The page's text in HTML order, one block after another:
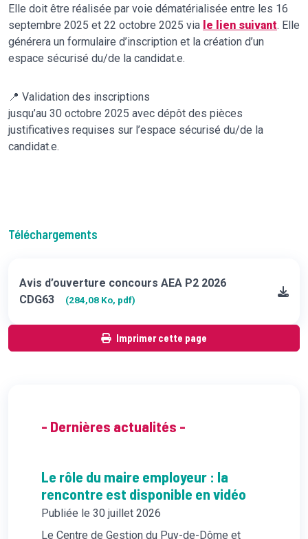
Elle doit être réalisée par voie dématérialisée entre les 16
septembre 2025 et 22 octobre 2025 via le lien suivant. Elle
générera un formulaire d’inscription et la création d’un
espace sécurisé du/de la candidat.e.
📍 Validation des inscriptions
jusqu’au 30 octobre 2025 avec dépôt des pièces
justificatives requises sur l’espace sécurisé du/de la
candidat.e.
Téléchargements
Avis d’ouverture concours AEA P2 2026
CDG63
(284,08 Ko, pdf)
Imprimer cette page
- Dernières actualités -
Le rôle du maire employeur : la
rencontre est disponible en vidéo
Publiée le 30 juillet 2026
Le Centre de Gestion du Puy-de-Dôme et